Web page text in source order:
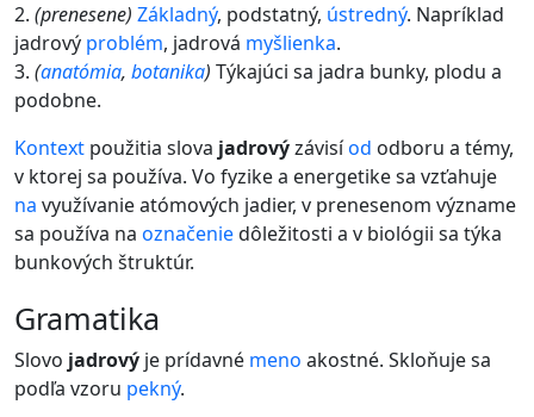
2. (prenesene) Základný, podstatný, ústredný. Napríklad
jadrový problém, jadrová myšlienka.
3. (anatómia, botanika) Týkajúci sa jadra bunky, plodu a
podobne.
Kontext použitia slova jadrovýzávisíod odboru a témy,
v ktorej sa používa. Vo fyzike a energetike sa vzťahuje
na využívanie atómových jadier, v prenesenom význame
sa používa na označeniedôležitosti a v biológii sa týka
bunkových štruktúr.
gramatika
Slovo jadrový je prídavné meno akostné. Skloňuje sa
podľa vzoru pekný.